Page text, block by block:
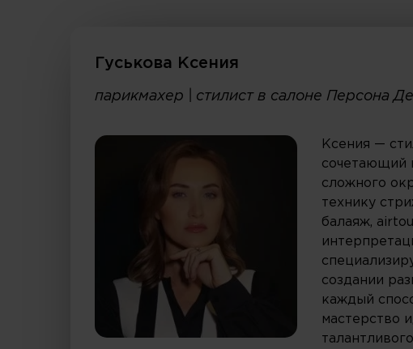
Гуськова Ксения
парикмахер | стилист в салоне Персона
Ксения —
сочетающий
сложного
технику
балаяж,
создании
каждый
мастерство